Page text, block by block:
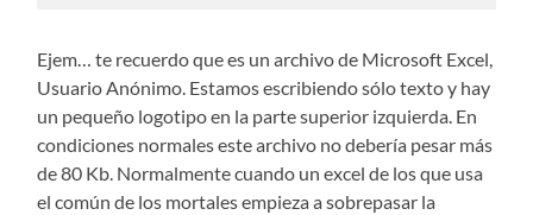
Ejem… te recuerdo que es un archivo de Microsoft Excel,
Usuario Anónimo. Estamos escribiendo sólo texto y hay
un pequeño logotipo en la parte superior izquierda. En
condiciones normales este archivo no debería pesar más
de 80 Kb. Normalmente cuando un excel de los que usa
el común de los mortales empieza a sobrepasar la